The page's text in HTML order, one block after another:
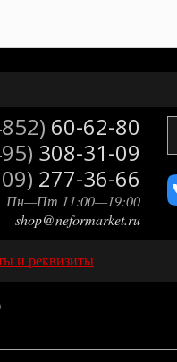
60-62-80
308-31-09
277-36-66
Пн—Пт 11:00—19:00
shop@neformarket.ru
и реквизиты